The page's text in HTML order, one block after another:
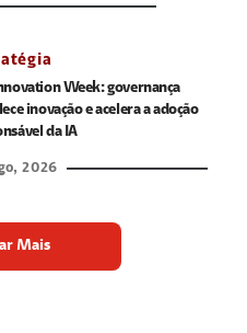
Week: governança
inovação e acelera a adoção
da IA
2026
Mais